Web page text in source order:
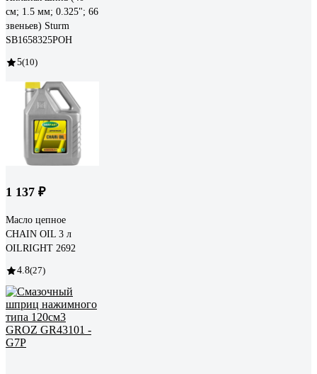
см; 1.5 мм; 0.325"; 66
звеньев) Sturm
SB1658325POH
5(10)
1 137 ₽
Масло цепное
CHAIN OIL 3 л
OILRIGHT 2692
4.8(27)